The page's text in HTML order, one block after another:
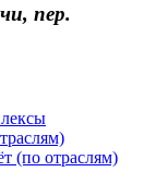
пер.
(по отраслям)